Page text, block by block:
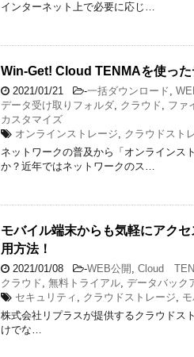
インターネット上で必要に応じ…
Win-Get! Cloud TENMAを使っ
2021/01/21 -一括ダウンロード,
データ受け取りフォルダ, クラウド, ファ
カスタマイズ
オンラインストレージ, クラウドスト
ネットワークの普及から「オンラインス
か？近年ではネットワークのス…
モバイル端末からも気軽にアク
用方法！
2021/01/08 -WEB公開 , Cloud
クラウド, 無料トライアル, データバック
セキュリティ , クラウドストレージ,
株式会社リプラスが提供するクラウドス
けでな…